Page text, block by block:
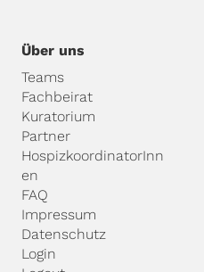
Über uns
Teams
Fachbeirat
Kuratorium
Partner
HospizkoordinatorInn
en
FAQ
Impressum
Datenschutz
Login